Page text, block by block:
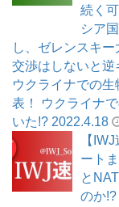
続く
シア
し、ゼレンスキ
交渉はしないと
ウクライナでの
表！ ウクライナ
いた!? 2022.4.18
【
ート
と
のか